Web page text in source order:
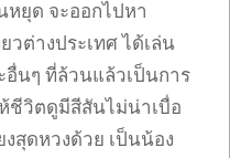
หยุด จะออกไปหา
วต่างประเทศ ได้เล่น
อื่นๆ ที่ล้วนแล้วเป็นการ
ชีวิตดูมีสีสันไม่น่าเบื่อ
งสุดหวงด้วย เป็นน้อง